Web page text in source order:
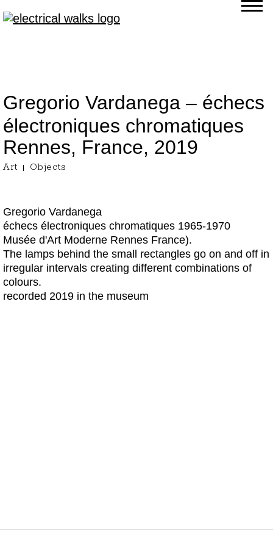
Gregorio Vardanega – échecs
électroniques chromatiques
Rennes, France, 2019
Art Objects
Gregorio Vardanega
échecs électroniques chromatiques 1965-1970
Musée d'Art Moderne Rennes France).
The lamps behind the small rectangles go on and off in
irregular intervals creating different combinations of
colours.
recorded 2019 in the museum